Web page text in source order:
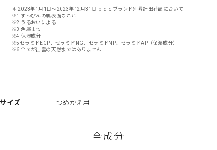
サイズ つめかえ用
＊ 2023年1月1日～2023年12月31日 ｐｄｃブランド別累計出荷額において
※1 すっぴんの肌表面のこと
※2 うるおいによる
※3 角層まで
※4 保湿成分
※5セラミドEOP、セラミドNG、セラミドNP、セラミドAP（保湿成分）
※6 全てが出雲の天然水ではありません
全成分